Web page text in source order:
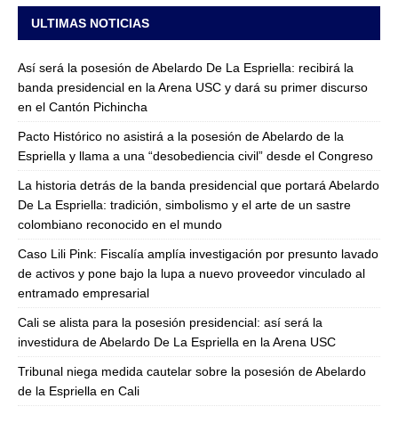
ULTIMAS NOTICIAS
Así será la posesión de Abelardo De La Espriella: recibirá la
banda presidencial en la Arena USC y dará su primer discurso
en el Cantón Pichincha
Pacto Histórico no asistirá a la posesión de Abelardo de la
Espriella y llama a una “desobediencia civil” desde el Congreso
La historia detrás de la banda presidencial que portará Abelardo
De La Espriella: tradición, simbolismo y el arte de un sastre
colombiano reconocido en el mundo
Caso Lili Pink: Fiscalía amplía investigación por presunto lavado
de activos y pone bajo la lupa a nuevo proveedor vinculado al
entramado empresarial
Cali se alista para la posesión presidencial: así será la
investidura de Abelardo De La Espriella en la Arena USC
Tribunal niega medida cautelar sobre la posesión de Abelardo
de la Espriella en Cali